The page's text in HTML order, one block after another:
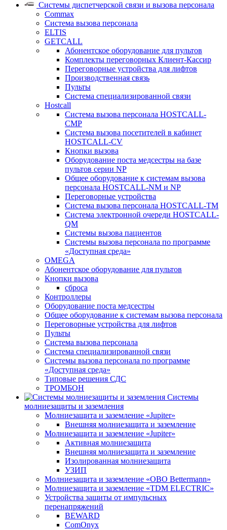
Системы диспетчерской связи и вызова персонала
Commax
Cистема вызова персонала
ELTIS
GETCALL
Абонентское оборудование для пультов
Комплекты переговорных Клиент-Кассир
Переговорные устройства для лифтов
Производственная связь
Пульты
Система специализированной связи
Hostcall
Cистема вызова персонала HOSTCALL-
CMP
Cистема вызова посетителей в кабинет
HOSTCALL-CV
Кнопки вызова
Оборудование поста медсестры на базе
пультов серии NP
Общее оборудование к системам вызова
персонала HOSTCALL-NM и NP
Переговорные устройства
Система вызова персонала HOSTCALL-TM
Система электронной очереди HOSTCALL-
QM
Системы вызова пациентов
Системы вызова персонала по программе
«Доступная среда»
OMEGA
Абонентское оборудование для пультов
Кнопки вызова
сброса
Контроллеры
Оборудование поста медсестры
Общее оборудование к системам вызова персонала
Переговорные устройства для лифтов
Пульты
Система вызова персонала
Система специализированной связи
Системы вызова персонала по программе
«Доступная среда»
Типовые решения СДС
ТРОМБОН
Системы
молниезащиты и заземления
Молниезащита и заземление «Jupiter»
Внешняя молниезащита и заземление
Молниезащита и заземление «Jupiter»
Активная молниезащита
Внешняя молниезащита и заземление
Изолированная молниезащита
УЗИП
Молниезащита и заземление «OBO Bettermann»
Молниезащита и заземление «TDM ЕLECTRIC»
Устройства защиты от импульсных
перенапряжений
BEWARD
ComOnyx